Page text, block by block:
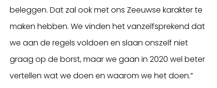
beleggen. Dat zal ook met ons Zeeuwse karakter te
maken hebben. We vinden het vanzelfsprekend dat
we aan de regels voldoen en slaan onszelf niet
graag op de borst, maar we gaan in 2020 wel beter
vertellen wat we doen en waarom we het doen.”